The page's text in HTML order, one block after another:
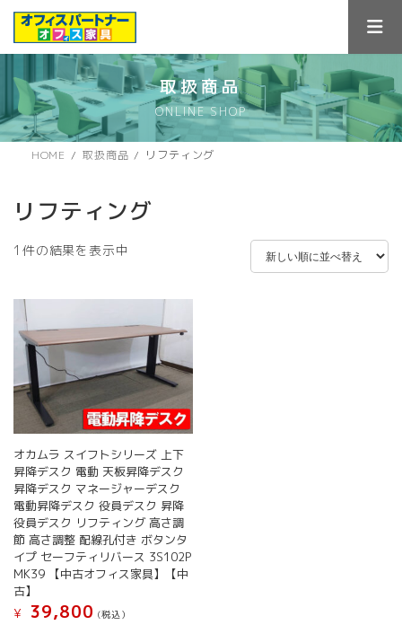
ス
キ
ン
に
取扱商品
ONLINE SHOP
HOME 取扱商品 リフティング
リフティング
1件の結果を表示中
オカムラ スイフトシリーズ 上下
昇降デスク 電動 天板昇降デスク
昇降デスク マネージャーデスク
電動昇降デスク 役員デスク 昇降
役員デスク リフティング 高さ調
節 高さ調整 配線孔付き ボタンタ
イプ セーフティリバース 3S102P
MK39 【中古オフィス家具】【中
古】
¥
39,800 (税込）